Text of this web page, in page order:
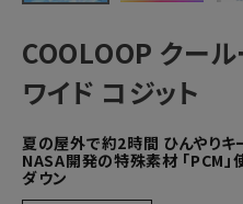
COOLOOP クー
ワイド コジット
夏の屋外で約2時間 ひんやり
NASA開発の特殊素材 「PCM
ダウン